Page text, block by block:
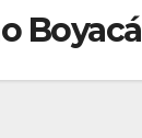
Boyacá